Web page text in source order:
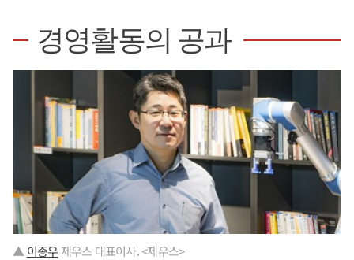
경영활동의 공과
▲ 이종우 제우스 대표이사. <제우스>